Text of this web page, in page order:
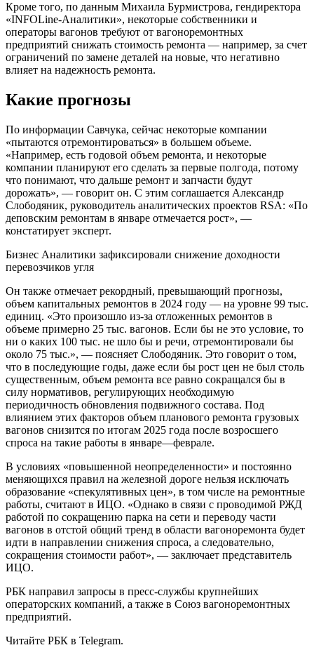
Кроме того, по данным Михаила Бурмистрова, гендиректора
«INFOLine-Аналитики», некоторые собственники и
операторы вагонов требуют от вагоноремонтных
предприятий снижать стоимость ремонта — например, за счет
ограничений по замене деталей на новые, что негативно
влияет на надежность ремонта.
Какие прогнозы
По информации Савчука, сейчас некоторые компании
«пытаются отремонтироваться» в большем объеме.
«Например, есть годовой объем ремонта, и некоторые
компании планируют его сделать за первые полгода, потому
что понимают, что дальше ремонт и запчасти будут
дорожать», — говорит он. С этим соглашается Александр
Слободяник, руководитель аналитических проектов RSA: «По
деповским ремонтам в январе отмечается рост», —
констатирует эксперт.
Бизнес Аналитики зафиксировали снижение доходности
перевозчиков угля
Он также отмечает рекордный, превышающий прогнозы,
объем капитальных ремонтов в 2024 году — на уровне 99 тыс.
единиц. «Это произошло из-за отложенных ремонтов в
объеме примерно 25 тыс. вагонов. Если бы не это условие, то
ни о каких 100 тыс. не шло бы и речи, отремонтировали бы
около 75 тыс.», — поясняет Слободяник. Это говорит о том,
что в последующие годы, даже если бы рост цен не был столь
существенным, объем ремонта все равно сокращался бы в
силу нормативов, регулирующих необходимую
периодичность обновления подвижного состава. Под
влиянием этих факторов объем планового ремонта грузовых
вагонов снизится по итогам 2025 года после возросшего
спроса на такие работы в январе—феврале.
В условиях «повышенной неопределенности» и постоянно
меняющихся правил на железной дороге нельзя исключать
образование «спекулятивных цен», в том числе на ремонтные
работы, считают в ИЦО. «Однако в связи с проводимой РЖД
работой по сокращению парка на сети и переводу части
вагонов в отстой общий тренд в области вагоноремонта будет
идти в направлении снижения спроса, а следовательно,
сокращения стоимости работ», — заключает представитель
ИЦО.
РБК направил запросы в пресс-службы крупнейших
операторских компаний, а также в Союз вагоноремонтных
предприятий.
Читайте РБК в Telegram.